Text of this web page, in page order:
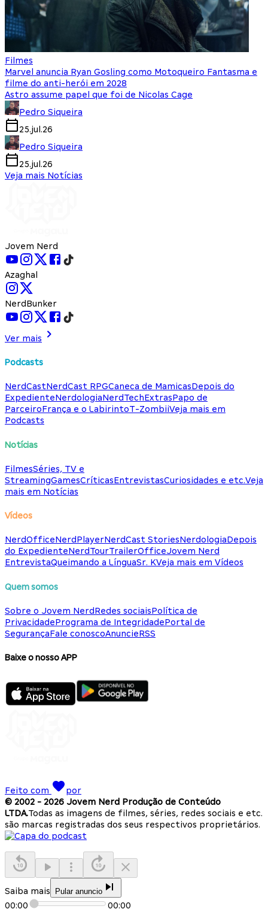
Filmes
Marvel anuncia Ryan Gosling como Motoqueiro Fantasma e
filme do anti-herói em 2028
Astro assume papel que foi de Nicolas Cage
Pedro Siqueira
25.jul.26
Pedro Siqueira
25.jul.26
Veja mais Notícias
Jovem Nerd
Azaghal
NerdBunker
Ver mais
Podcasts
NerdCastNerdCast RPGCaneca de MamicasDepois do
ExpedienteNerdologiaNerdTechExtrasPapo de
ParceiroFrança e o LabirintoT-ZombiiVeja mais em
Podcasts
Notícias
FilmesSéries, TV e
StreamingGamesCríticasEntrevistasCuriosidades e etc.Veja
mais em Notícias
Vídeos
NerdOfficeNerdPlayerNerdCast StoriesNerdologiaDepois
do ExpedienteNerdTourTrailerOfficeJovem Nerd
EntrevistaQueimando a LínguaSr. KVeja mais em Vídeos
Quem somos
Sobre o Jovem NerdRedes sociaisPolítica de
PrivacidadePrograma de IntegridadePortal de
SegurançaFale conoscoAnuncieRSS
Baixe o nosso APP
Feito com
por
© 2002 - 2026 Jovem Nerd Produção de Conteúdo
LTDA.Todas as imagens de filmes, séries, redes sociais e etc.
são marcas registradas dos seus respectivos proprietários.
Saiba mais Pular anuncio
00:00 00:00